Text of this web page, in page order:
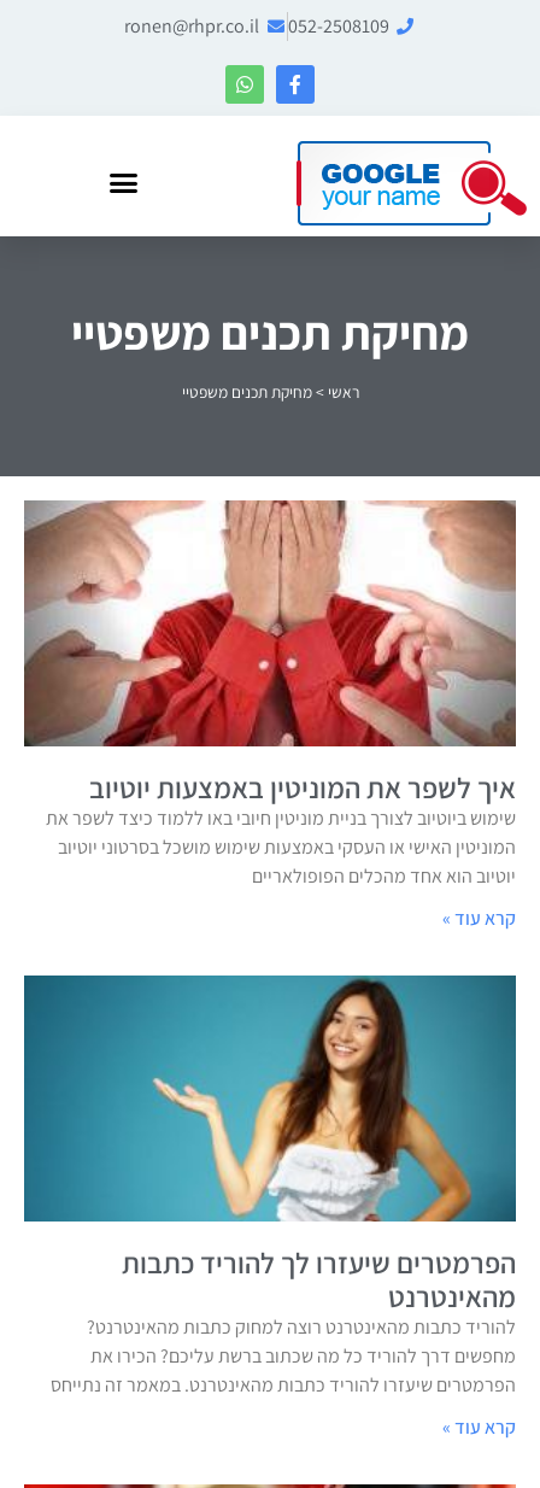
052-2508109
ronen@rhpr.co.il
מחיקת תכנים משפטיי
ראשי >מחיקת תכנים משפטיי
איך לשפר את המוניטין באמצעות יוטיוב
שימוש ביוטיוב לצורך בניית מוניטין חיובי באו ללמוד כיצד לשפר את
המוניטין האישי או העסקי באמצעות שימוש מושכל בסרטוני יוטיוב
יוטיוב הוא אחד מהכלים הפופולאריים
קרא עוד »
הפרמטרים שיעזרו לך להוריד כתבות
מהאינטרנט
להוריד כתבות מהאינטרנט רוצה למחוק כתבות מהאינטרנט?
מחפשים דרך להוריד כל מה שכתוב ברשת עליכם? הכירו את
הפרמטרים שיעזרו להוריד כתבות מהאינטרנט. במאמר זה נתייחס
קרא עוד »